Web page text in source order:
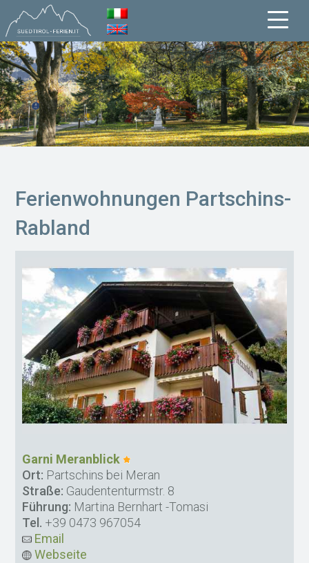
Ferienwohnungen Partschins-
Rabland
Garni Meranblick
Ort: Partschins bei Meran
Straße: Gaudententurmstr. 8
Führung: Martina Bernhart -Tomasi
Tel. +39 0473 967054
Email
Webseite